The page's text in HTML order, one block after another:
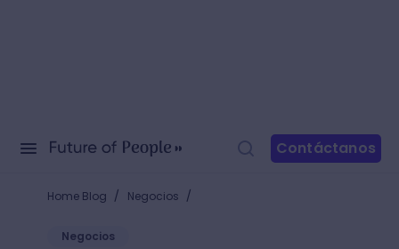
Contáctanos
Home Blog / Negocios /
Negocios